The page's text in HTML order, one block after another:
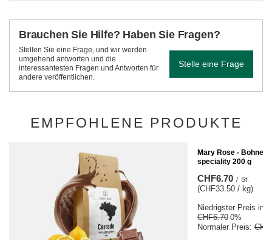
Brauchen Sie Hilfe? Haben Sie Fragen?
Stellen Sie eine Frage, und wir werden
umgehend antworten und die
interessantesten Fragen und Antworten für
andere veröffentlichen.
Stelle eine Frage
EMPFOHLENE PRODUKTE
Mary Rose -
speciality 200 g
CHF6.70 / St.
(CHF33.50 / kg)
Niedrigster Preis in
CHF6.70 0%
Normaler Preis: